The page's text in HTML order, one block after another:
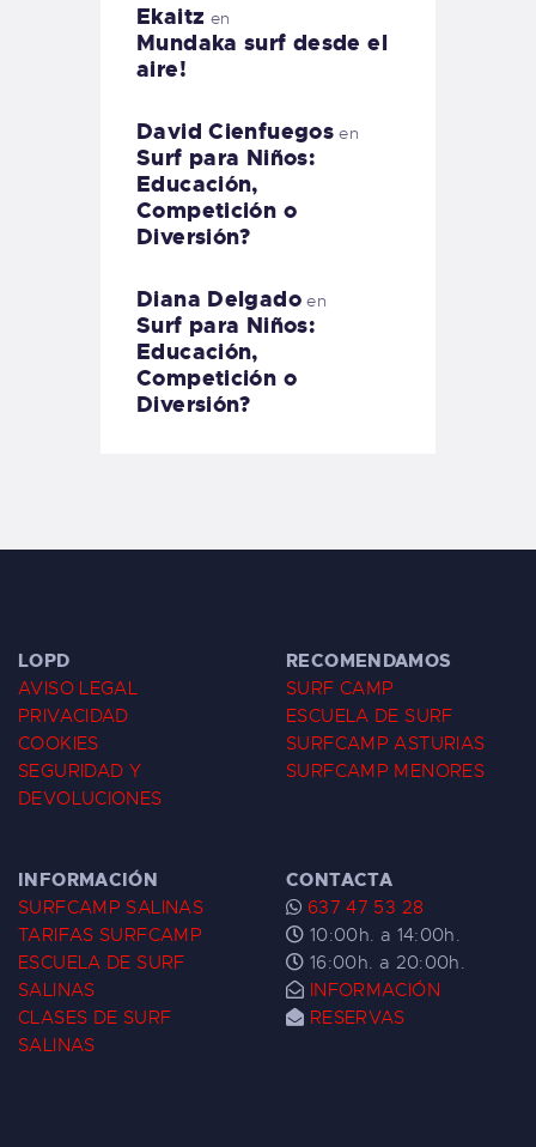
Ekaitz en
Mundaka surf desde el
aire!
David Cienfuegos en
Surf para Niños:
Educación,
Competición o
Diversión?
Diana Delgadoen
Surf para Niños:
Educación,
Competición o
Diversión?
LOPD
AVISO LEGAL
PRIVACIDAD
COOKIES
SEGURIDAD Y
DEVOLUCIONES
RECOMENDAMOS
SURF CAMP
ESCUELA DE SURF
SURFCAMP ASTURIAS
SURFCAMP MENORES
INFORMACIÓN
SURFCAMP SALINAS
TARIFAS SURFCAMP
ESCUELA DE SURF
SALINAS
CLASES DE SURF
SALINAS
CONTACTA
637 47 53 28
10:00h. a 14:00h.
16:00h. a 20:00h.
INFORMACIÓN
RESERVAS